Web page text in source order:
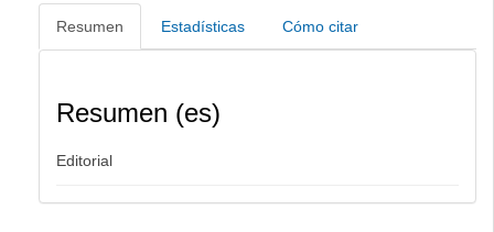
Resumen Estadísticas Cómo citar
Resumen (es)
Editorial